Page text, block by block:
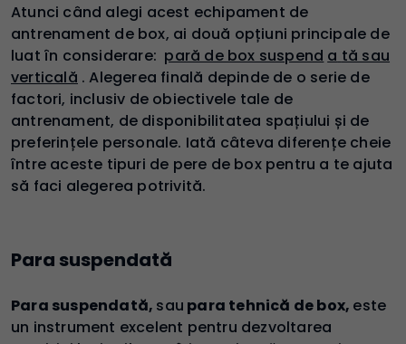
Atunci când alegi acest echipament de
antrenament de box, ai două opțiuni principale de
luat în considerare: pară de box suspend a tă sau
verticală . Alegerea finală depinde de o serie de
factori, inclusiv de obiectivele tale de
antrenament, de disponibilitatea spațiului și de
preferințele personale. Iată câteva diferențe cheie
între aceste tipuri de pere de box pentru a te ajuta
să faci alegerea potrivită.
Para suspendată
Para suspendată, sau para tehnică de box, este
un instrument excelent pentru dezvoltarea